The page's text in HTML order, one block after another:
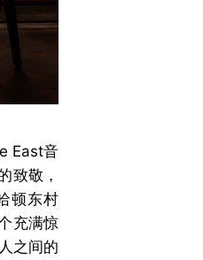
East音
致敬，
顿东村
充满惊
之间的